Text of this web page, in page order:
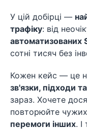
У цій добірці —
трафіку: від
автоматизованих
сотні тисяч без
Кожен кейс — це
зв'язки, підходи
зараз. Хочете
повторюйте
перемоги інших.